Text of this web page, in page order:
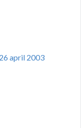
april 2003